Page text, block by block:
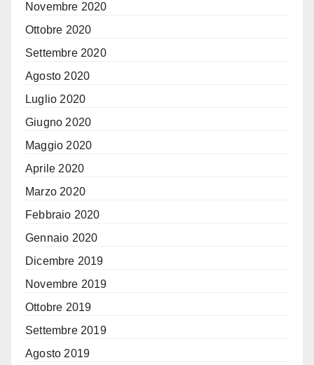
Novembre 2020
Ottobre 2020
Settembre 2020
Agosto 2020
Luglio 2020
Giugno 2020
Maggio 2020
Aprile 2020
Marzo 2020
Febbraio 2020
Gennaio 2020
Dicembre 2019
Novembre 2019
Ottobre 2019
Settembre 2019
Agosto 2019